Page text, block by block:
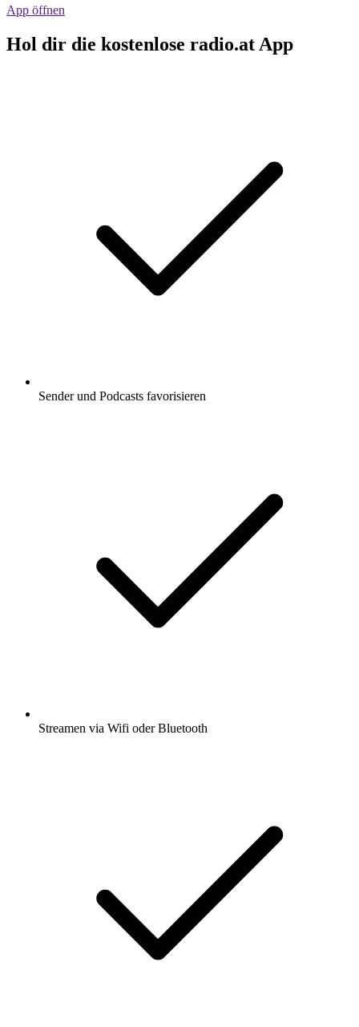
App öffnen
Hol dir die kostenlose radio.at App
Sender und Podcasts favorisieren
Streamen via Wifi oder Bluetooth